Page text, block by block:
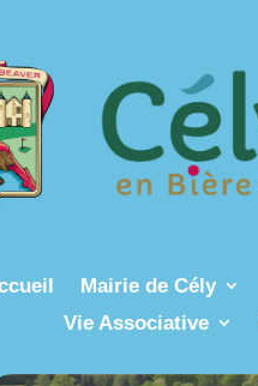
Mairie de Cély
Vie Associative